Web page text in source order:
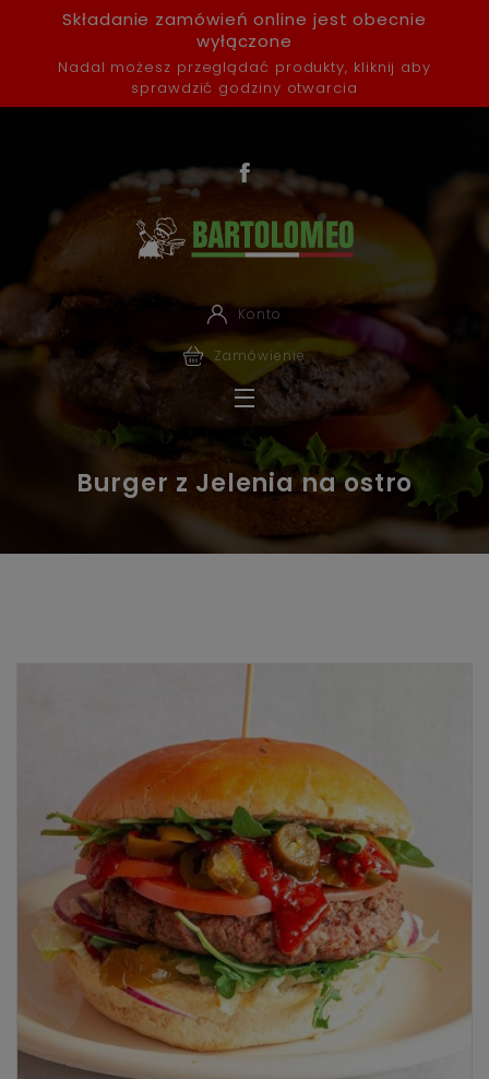
Składanie zamówień online jest obecnie
wyłączone
Nadal możesz przeglądać produkty, kliknij aby
sprawdzić godziny otwarcia
Konto
Zamówienie
Burger z Jelenia na ostro